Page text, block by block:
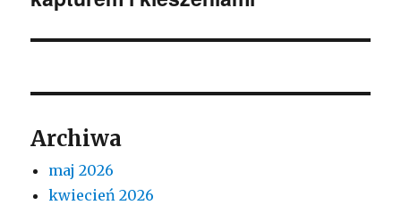
Archiwa
maj 2026
kwiecień 2026